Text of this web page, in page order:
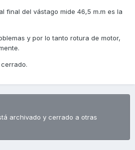
final del vástago mide 46,5 m.m es la
y por lo tanto rotura de motor,
archivado y cerrado a otras